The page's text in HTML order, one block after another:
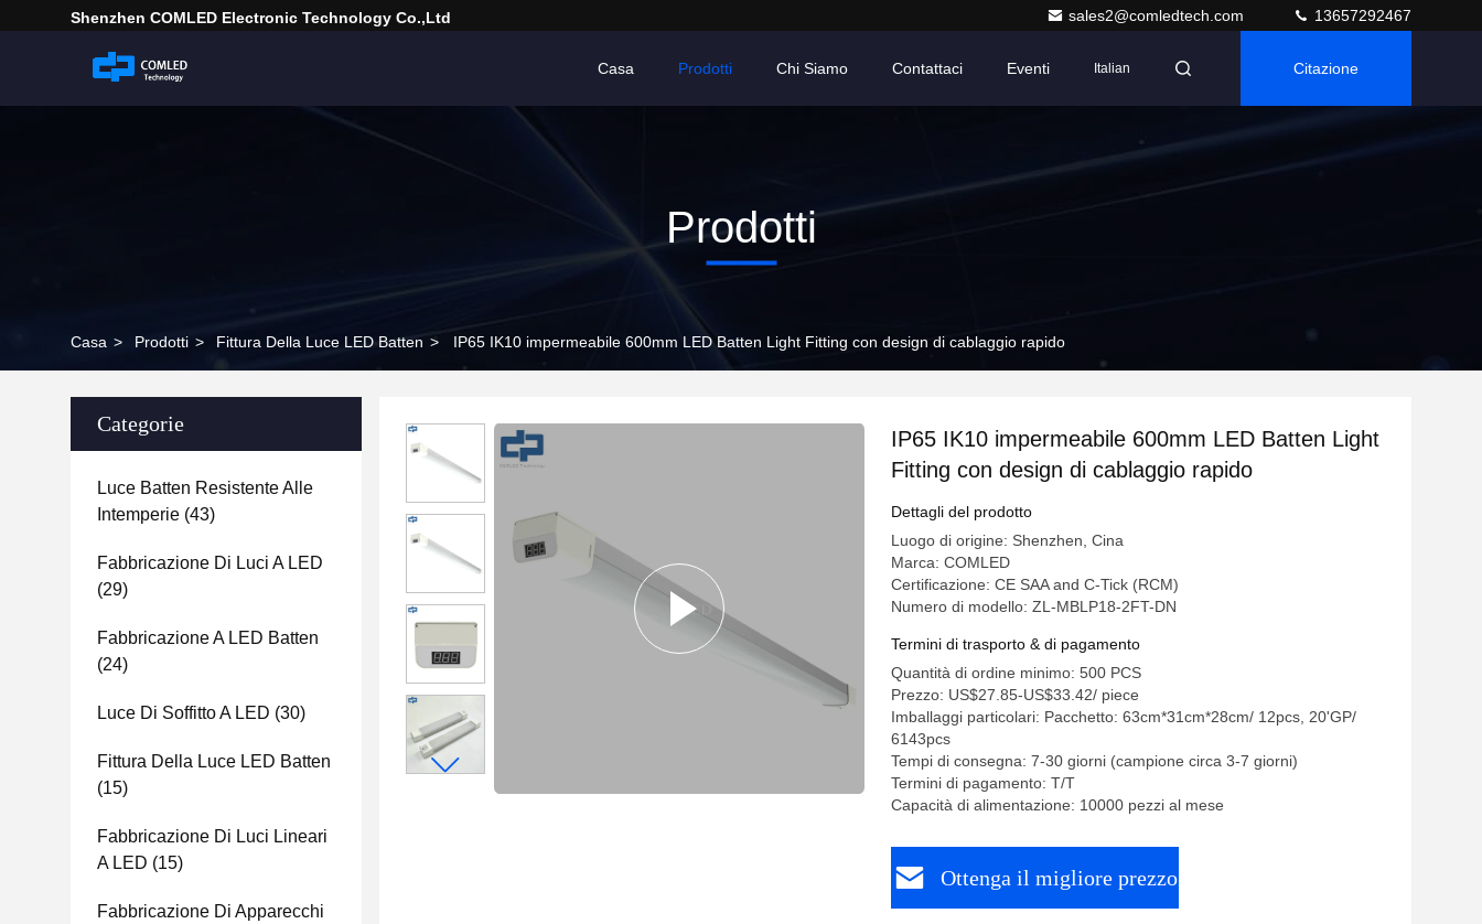
Shenzhen COMLED Electronic Technology Co.,ltd sales2@comledtech.com 13657292467
Casa Prodotti Chi Siamo Contattaci Eventi Italian Citazione
Prodotti
Casa > Prodotti > Fittura Della Luce LED Batten > IP65 IK10 impermeabile 600mm LED Batten Light Fitting con design di cablaggio rapido
Categorie
Luce Batten Resistente Alle
Intemperie (43)
Fabbricazione Di Luci A LED
(29)
Fabbricazione A LED Batten
(24)
Luce Di Soffitto A LED (30)
Fittura Della Luce LED Batten
(15)
Fabbricazione Di Luci Lineari
A LED (15)
Fabbricazione Di Apparecchi
IP65 IK10 impermeabile 600mm LED Batten Light
Fitting con design di cablaggio rapido
Dettagli del prodotto
Luogo di origine: Shenzhen, Cina
Marca: COMLED
Certificazione: CE SAA and C-Tick (RCM)
Numero di modello: ZL-MBLP18-2FT-DN
Termini di trasporto & di pagamento
Quantità di ordine minimo: 500 PCS
Prezzo: US$27.85-US$33.42/ piece
Imballaggi particolari: Pacchetto: 63cm*31cm*28cm/ 12pcs, 20'GP/
6143pcs
Tempi di consegna: 7-30 giorni (campione circa 3-7 giorni)
Termini di pagamento: T/T
Capacità di alimentazione: 10000 pezzi al mese
Ottenga il migliore prezzo